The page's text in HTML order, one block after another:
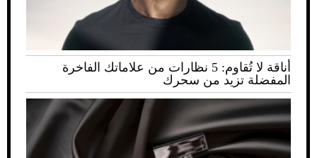
أناقة لا تُقاوم: 5 نظارات من علاماتك الفاخرة
المفضلة تزيد من سحرك